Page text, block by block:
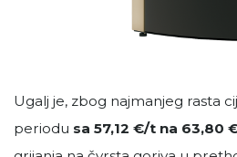
Ugalj je, zbog najmanjeg rasta
periodu sa 57,12 €/t na 63,80